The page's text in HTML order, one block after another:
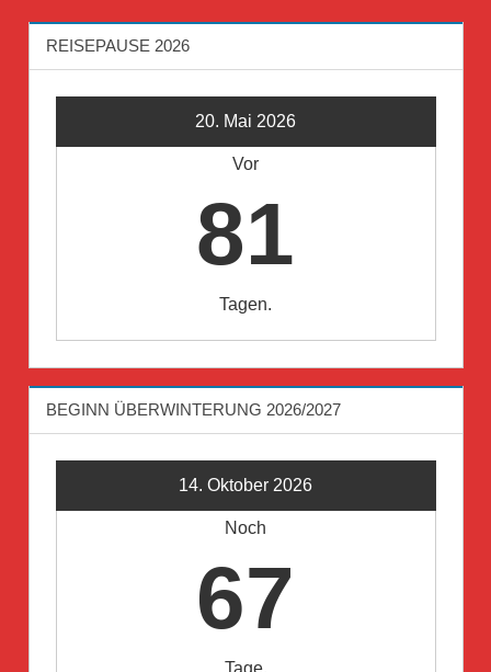
REISEPAUSE 2026
20. Mai 2026
Vor
81
Tagen.
BEGINN ÜBERWINTERUNG 2026/2027
14. Oktober 2026
Noch
67
Tage.